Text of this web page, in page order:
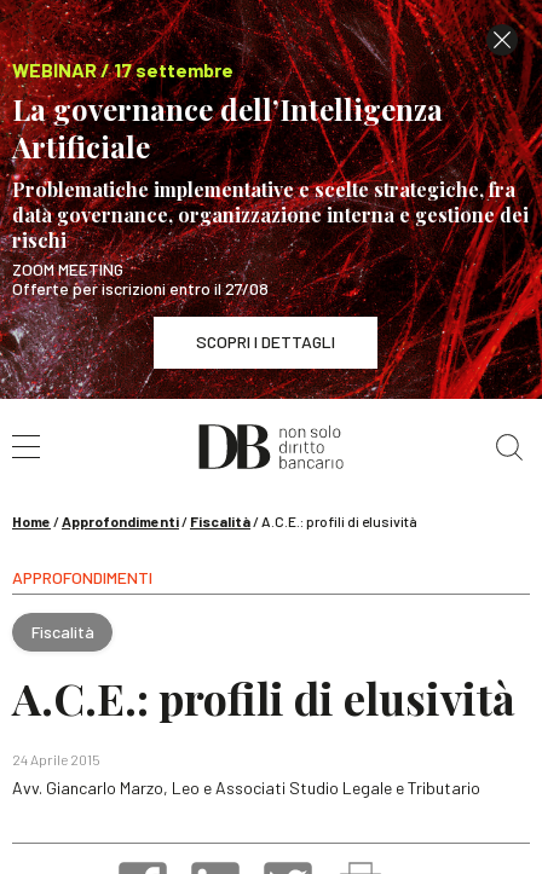
WEBINAR / 17 settembre
La governance dell’Intelligenza
Artificiale
Problematiche implementative e scelte strategiche, fra
data governance, organizzazione interna e gestione dei
rischi
ZOOM MEETING
Offerte per iscrizioni entro il 27/08
SCOPRI I DETTAGLI
WEBINAR / 17 settembre
La governance dell’Intelligenza Artificiale
Home /Approfondimenti/ Fiscalità/A.C.E.: profili di elusività
APPROFONDIMENTI
Fiscalità
A.C.E.: profili di elusività
24 Aprile 2015
Avv. Giancarlo Marzo, Leo e Associati Studio Legale e Tributario